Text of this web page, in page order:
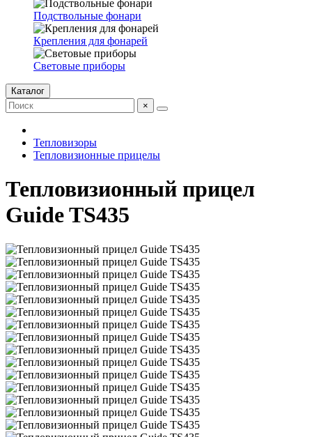
Подствольные фонари
Крепления для фонарей
Световые приборы
Каталог
×
Тепловизоры
Тепловизионные прицелы
Тепловизионный прицел
Guide TS435